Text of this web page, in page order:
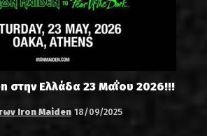
στην Ελλάδα 23 Μαΐου 2026!!!
Iron Maiden 18/09/2025